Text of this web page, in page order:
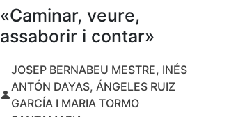
«Caminar, veure,
assaborir i contar»
JOSEP BERNABEU MESTRE, INÉS
ANTÓN DAYAS, ÁNGELES RUIZ
GARCÍA I MARIA TORMO